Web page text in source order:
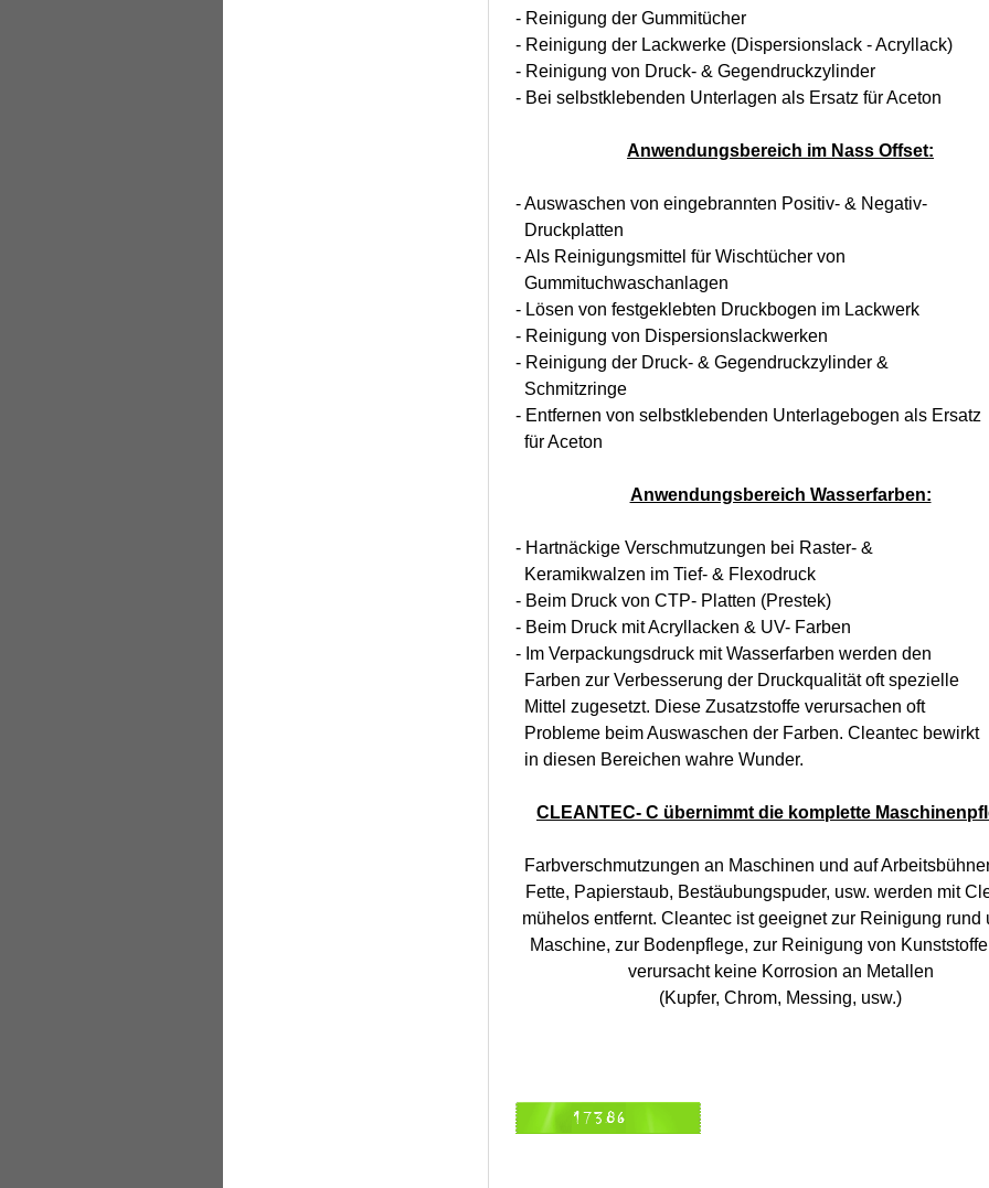
- Reinigung der Gummitücher
- Reinigung der Lackwerke (Dispersionslack - Acryllack)
- Reinigung von Druck- & Gegendruckzylinder
- Bei selbstklebenden Unterlagen als Ersatz für Aceton
Anwendungsbereich im Nass Offset:
- Auswaschen von eingebrannten Positiv- & Negativ-
Druckplatten
- Als Reinigungsmittel für Wischtücher von
Gummituchwaschanlagen
- Lösen von festgeklebten Druckbogen im Lackwerk
- Reinigung von Dispersionslackwerken
- Reinigung der Druck- & Gegendruckzylinder &
Schmitzringe
- Entfernen von selbstklebenden Unterlagebogen als Ersatz
für Aceton
Anwendungsbereich Wasserfarben:
- Hartnäckige Verschmutzungen bei Raster- &
Keramikwalzen im Tief- & Flexodruck
- Beim Druck von CTP- Platten (Prestek)
- Beim Druck mit Acryllacken & UV- Farben
- Im Verpackungsdruck mit Wasserfarben werden den
Farben zur Verbesserung der Druckqualität oft spezielle
Mittel zugesetzt. Diese Zusatzstoffe verursachen oft
Probleme beim Auswaschen der Farben. Cleantec bewirkt
in diesen Bereichen wahre Wunder.
CLEANTEC- C übernimmt die komplette
Farbverschmutzungen an Maschinen und auf
Fette, Papierstaub, Bestäubungspuder, usw. werden mit
mühelos entfernt. Cleantec ist geeignet zur Reinigung rund
Maschine, zur Bodenpflege, zur Reinigung von
verursacht keine Korrosion an Metallen
(Kupfer, Chrom, Messing, usw.)